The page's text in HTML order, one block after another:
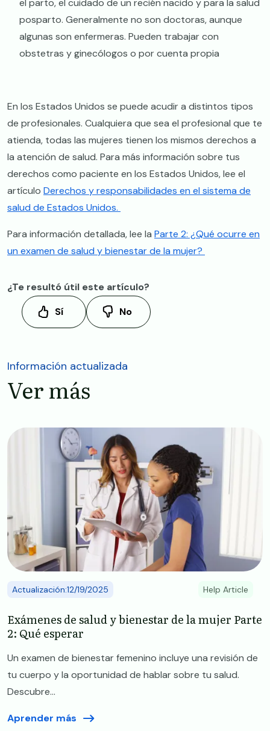
el parto, el cuidado de un recién nacido y para la salud
posparto. Generalmente no son doctoras, aunque
algunas son enfermeras. Pueden trabajar con
obstetras y ginecólogos o por cuenta propia
En los Estados Unidos se puede acudir a distintos tipos
de profesionales. Cualquiera que sea el profesional que te
atienda, todas las mujeres tienen los mismos derechos a
la atención de salud. Para más información sobre tus
derechos como paciente en los Estados Unidos, lee el
artículo Derechos y responsabilidades en el sistema de
salud de Estados Unidos.
Para información detallada, lee la Parte 2: ¿Qué ocurre en
un examen de salud y bienestar de la mujer?
¿Te resultó útil este artículo?
Sí
No
Información actualizada
Ver más
Image
Actualización:12/19/2025 Help Article
​​Exámenes de salud y bienestar de la mujer Parte
2: Qué esperar​
​​Un examen de bienestar femenino incluye una revisión de
tu cuerpo y la oportunidad de hablar sobre tu salud.
Descubre...
Aprender más